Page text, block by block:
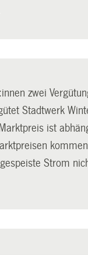
zwei
Stadtwerk
ist
Strom